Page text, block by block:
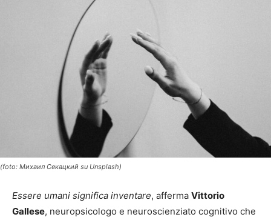
(foto: Михаил Секацкий su Unsplash)
Essere umani significa inventare, afferma Vittorio
Gallese, neuropsicologo e neuroscienziato cognitivo che